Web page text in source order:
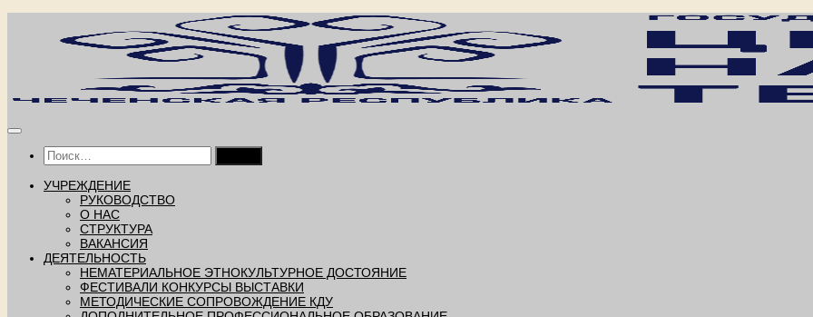
содержимому
Найти:
УЧРЕЖДЕНИЕ
РУКОВОДСТВО
О НАС
СТРУКТУРА
ВАКАНСИЯ
ДЕЯТЕЛЬНОСТЬ
НЕМАТЕРИАЛЬНОЕ ЭТНОКУЛЬТУРНОЕ ДОСТОЯНИЕ
ФЕСТИВАЛИ КОНКУРСЫ ВЫСТАВКИ
МЕТОДИЧЕСКИЕ СОПРОВОЖДЕНИЕ КДУ